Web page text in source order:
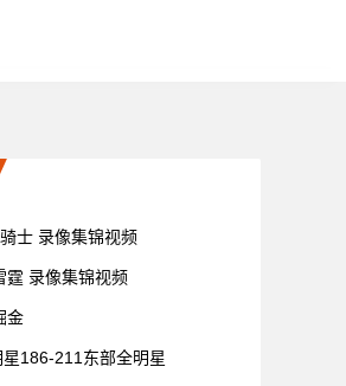
士 录像集锦视频
霆 录像集锦视频
金
186-211东部全明星